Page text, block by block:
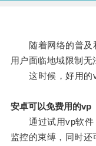
随着网络的普及
用户面临地域限制无
这时候，好用的
安卓可以免费用的vp
通过试用vp软件
监控的束缚，同时还